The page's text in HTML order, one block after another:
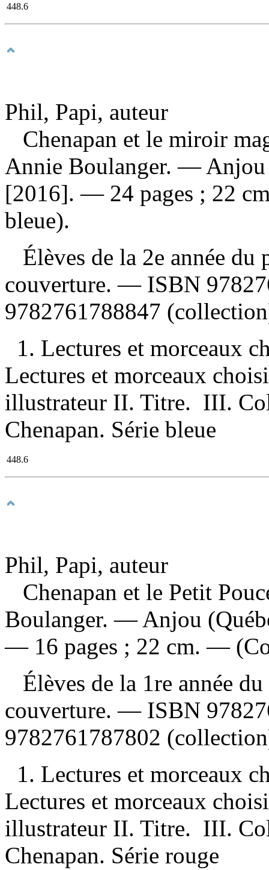
448.6
Phil, Papi, auteur
Chenapan et le miroir
Annie Boulanger. — Anjou
[2016]. — 24 pages ; 22
bleue).
Élèves de la 2e année
couverture. — ISBN
9782761788847
1. Lectures et morceaux
Lectures et morceaux
illustrateur II. Titre. III.
Chenapan. Série bleue
448.6
Phil, Papi, auteur
Chenapan et le Petit
Boulanger. — Anjou
— 16 pages ; 22 cm. —
Élèves de la 1re année
couverture. — ISBN
9782761787802
1. Lectures et morceaux
Lectures et morceaux
illustrateur II. Titre. III.
Chenapan. Série rouge